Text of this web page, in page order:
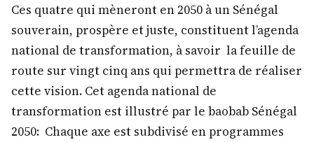
Ces quatre qui mèneront en 2050 à un Sénégal
souverain, prospère et juste, constituent l’agenda
national de transformation, à savoir la feuille de
route sur vingt cinq ans qui permettra de réaliser
cette vision. Cet agenda national de
transformation est illustré par le baobab Sénégal
2050: Chaque axe est subdivisé en programmes